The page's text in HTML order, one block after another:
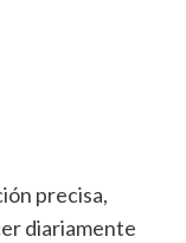
precisa,
diariamente